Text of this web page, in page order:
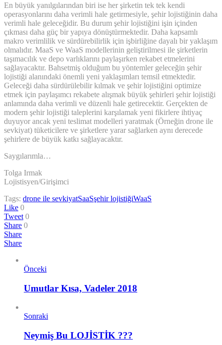
En büyük yanılgılarından biri ise her şirketin tek tek kendi
operasyonlarını daha verimli hale getirmesiyle, şehir lojistiğinin daha
verimli hale geleceğidir. Bu durum şehir lojistiğini işin içinden
çıkması daha güç bir yapıya dönüştürmektedir. Daha kapsamlı
makro verimlilik ve sürdürebilirlik için işbirliğine dayalı bir yaklaşım
olmalıdır. MaaS ve WaaS modellerinin geliştirilmesi ile şirketlerin
taşımacılık ve depo varlıklarını paylaşırken rekabet etmelerini
sağlayacaktır. Bahsetmiş olduğum bu yöntemler geleceğin şehir
lojistiği alanındaki önemli yeni yaklaşımları temsil etmektedir.
Geleceği daha sürdürülebilir kılmak ve şehir lojistiğini optimize
etmek için paylaşımcı rekabete alışmak büyük şehirleri şehir lojistiği
anlamında daha verimli ve düzenli hale getirecektir. Gerçekten de
modern şehir lojistiği taleplerini karşılamak yeni fikirlere ihtiyaç
duyuyor ancak yeni teslimat modelleri yaratmak (Örneğin drone ile
sevkiyat) tüketicilere ve şirketlere yarar sağlarken aynı derecede
şehirlere de büyük katkı sağlayacaktır.
Saygılarımla…
Tolga Irmak
Lojistisyen/Girişimci
Tags: drone ile sevkiyatSaaSşehir lojistiğiWaaS
Like 0
Tweet 0
Share 0
Share
Share
Önceki
Umutlar Kısa, Vadeler 2018
Sonraki
Neymiş Bu LOJİSTİK ???